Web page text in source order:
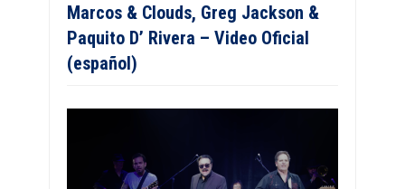
Marcos & Clouds, Greg Jackson &
Paquito D’ Rivera – Video Oficial
(español)